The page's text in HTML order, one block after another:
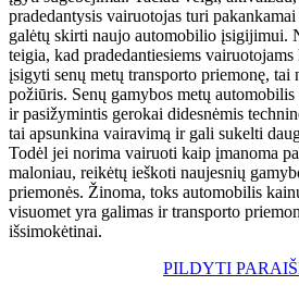
pradedantysis vairuotojas turi
galėtų skirti naujo automobilio įsigijimui.
teigia, kad pradedantiesiems
įsigyti senų metų transporto priemonę, tai
požiūris. Senų gamybos metų
ir pasižymintis gerokai didesnėmis
tai apsunkina vairavimą ir gali sukelti
Todėl jei norima vairuoti kaip įmanoma
maloniau, reikėtų ieškoti naujesnių
priemonės. Žinoma, toks automobilis
visuomet yra galimas ir transporto
išsimokėtinai.
PILDYTI